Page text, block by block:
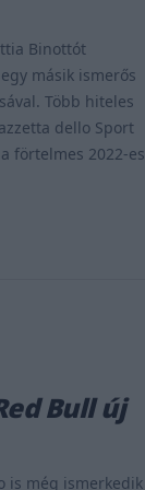
Binottót
másik ismerős
Több hiteles
dello Sport
förtelmes 2022-es
Bull új
is még ismerkedik